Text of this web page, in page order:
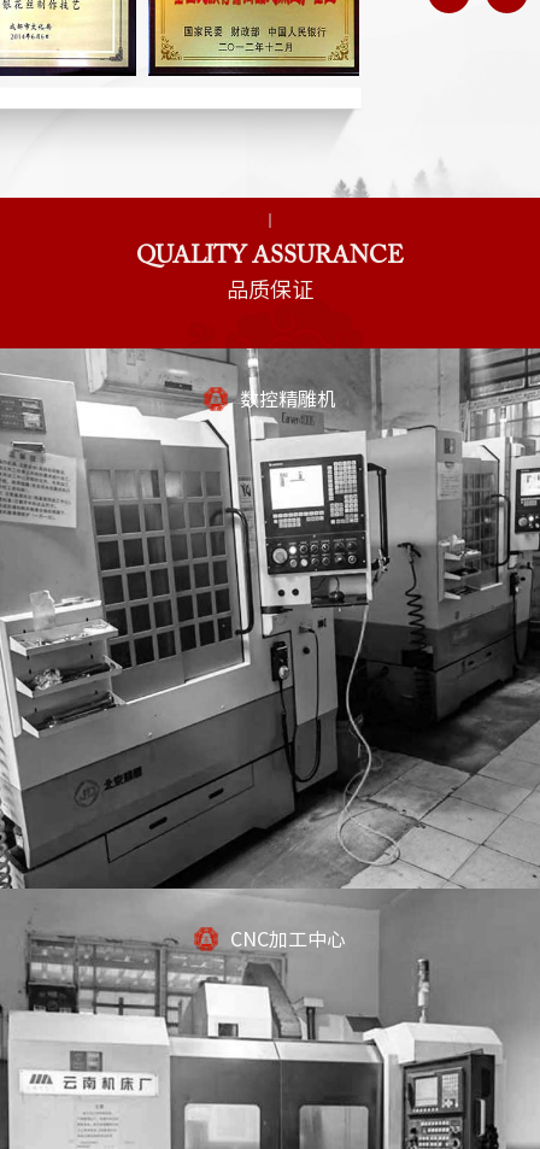
QUALITY ASSURANCE
品质保证
数控精雕机
CNC加工中心